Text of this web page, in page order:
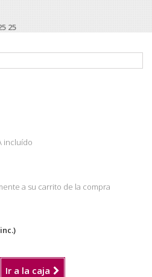
25
incluído
a su carrito de la compra
Ir a la caja